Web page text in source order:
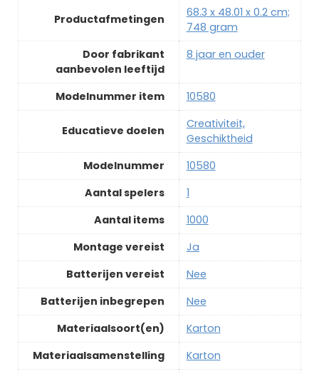
Productafmetingen
‎68.3 x 48.01 x 0.2 cm;
748 gram
Door fabrikant
aanbevolen leeftijd
‎8 jaar en ouder
Modelnummer item ‎10580
Educatieve doelen
‎Creativiteit,
Geschiktheid
Modelnummer
‎10580
Aantal spelers
‎1
Aantal items
‎1000
Montage vereist
‎Ja
Batterijen vereist
‎Nee
Batterijen inbegrepen
‎Nee
Materiaalsoort(en)
‎Karton
Materiaalsamenstelling
‎Karton